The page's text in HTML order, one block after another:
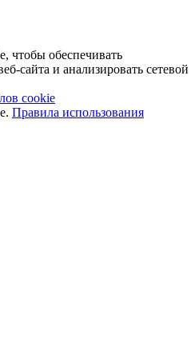
чтобы обеспечивать
сайта и анализировать сетевой
cookie
Правила использования